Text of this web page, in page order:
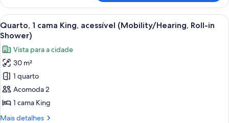
(Mobility/Hearing)
1
cama
King,
acessível,
(Mobility/Hearing)
Carrega
todas
as
fotos
de
Quarto,
1
cama
King,
Quarto de hotel com cama, uma
8
Quarto, 1 cama King, acessível (Mobility/Hearing, Roll-in
Shower)
Vista para a cidade
30 m²
1 quarto
Acomoda 2
1 cama King
Mais detalhes
Mais